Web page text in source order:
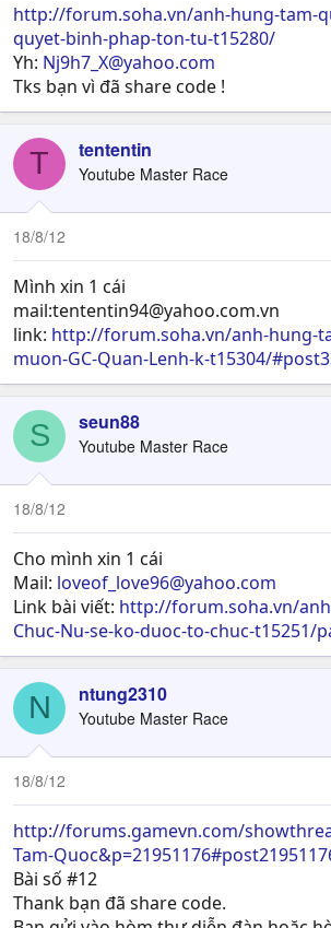
http://forum.soha.vn/anh-hung-tam-
quyet-binh-phap-ton-tu-t15280/
Yh: Nj9h7_X@yahoo.com
Tks bạn vì đã share code !
T tententin
Youtube Master Race
18/8/12
Mình xin 1 cái
mail:tententin94@yahoo.com.vn
link: http://forum.soha.vn/anh-hung-
muon-GC-Quan-Lenh-k-t15304/
S seun88
Youtube Master Race
18/8/12
Cho mình xin 1 cái
Mail: loveof_love96@yahoo.com
Link bài viết: http://forum.soha.vn/
Chuc-Nu-se-ko-duoc-to-chuc-t15251/
N ntung2310
Youtube Master Race
18/8/12
http://forums.gamevn.com/
Tam-
Bài số #12
Thank bạn đã share code.